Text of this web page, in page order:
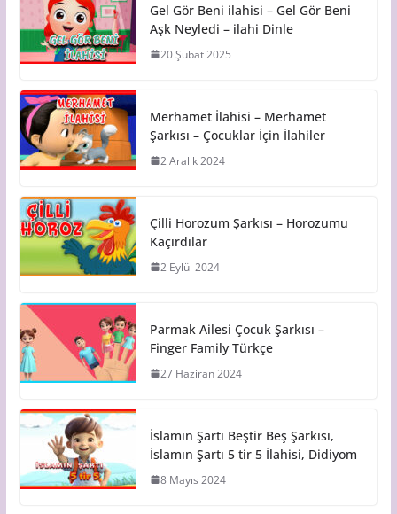
Gel Gör Beni ilahisi – Gel Gör Beni
Aşk Neyledi – ilahi Dinle
20 Şubat 2025
Merhamet İlahisi – Merhamet
Şarkısı – Çocuklar İçin İlahiler
2 Aralık 2024
Çilli Horozum Şarkısı – Horozumu
Kaçırdılar
2 Eylül 2024
Parmak Ailesi Çocuk Şarkısı –
Finger Family Türkçe
27 Haziran 2024
İslamın Şartı Beştir Beş Şarkısı,
İslamın Şartı 5 tir 5 İlahisi, Didiyom
8 Mayıs 2024